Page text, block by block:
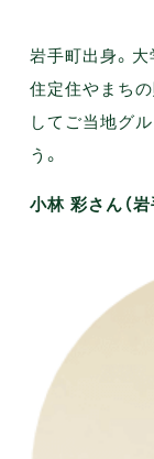
岩手町出身。
住定住やまち
してご当地グ
う。
小林 彩さん（